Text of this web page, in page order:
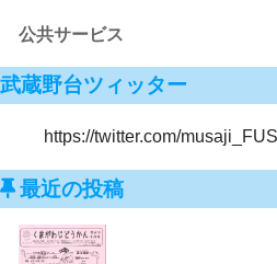
公共サービス
武蔵野台ツィッター
https://twitter.com/
最近の投稿